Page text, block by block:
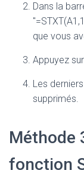
Dans la
que vous
Appuyez
Les
supprimés.
Méthode
fonction